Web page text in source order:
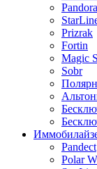
Pandora
Prizrak
Fortin
Magic
Sobr
Pandect
Polar